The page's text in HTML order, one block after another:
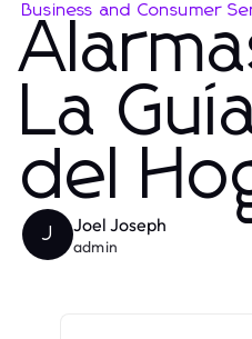
Business and Consumer
La
del
J Joel Joseph
admin